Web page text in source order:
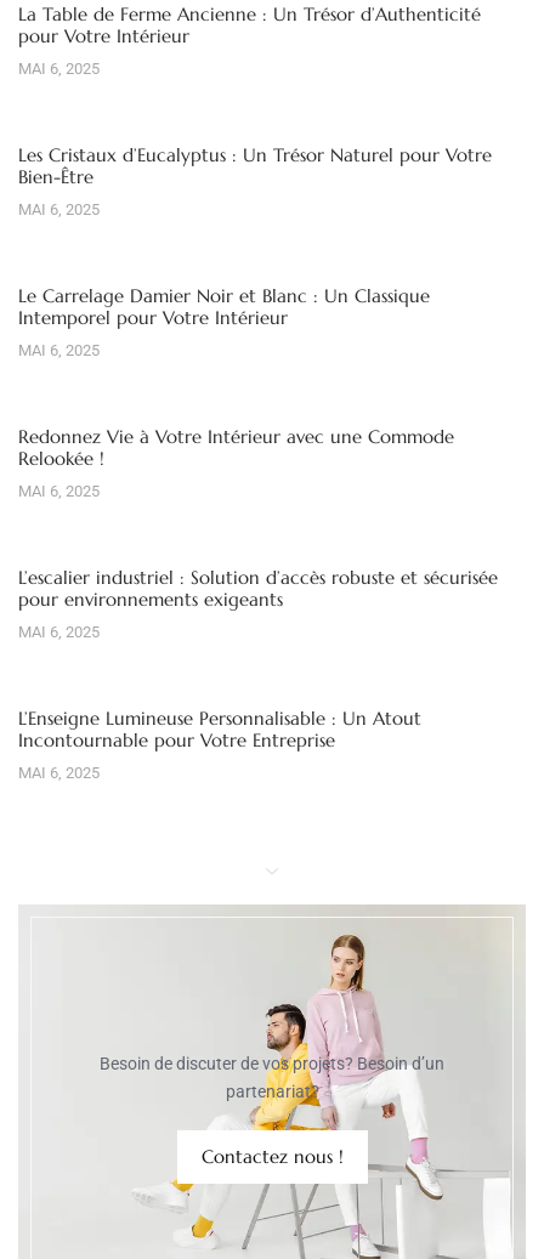
La Table de Ferme Ancienne : Un Trésor d’Authenticité
pour Votre Intérieur
MAI 6, 2025
Les Cristaux d’Eucalyptus : Un Trésor Naturel pour Votre
Bien-Être
MAI 6, 2025
Le Carrelage Damier Noir et Blanc : Un Classique
Intemporel pour Votre Intérieur
MAI 6, 2025
Redonnez Vie à Votre Intérieur avec une Commode
Relookée !
MAI 6, 2025
L’escalier industriel : Solution d’accès robuste et sécurisée
pour environnements exigeants
MAI 6, 2025
L’Enseigne Lumineuse Personnalisable : Un Atout
Incontournable pour Votre Entreprise
MAI 6, 2025
Besoin de discuter de vos projets? Besoin d’un
partenariat?
Contactez nous !